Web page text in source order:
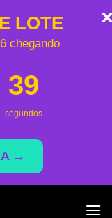
LOTE
chegando
39
segundos
→